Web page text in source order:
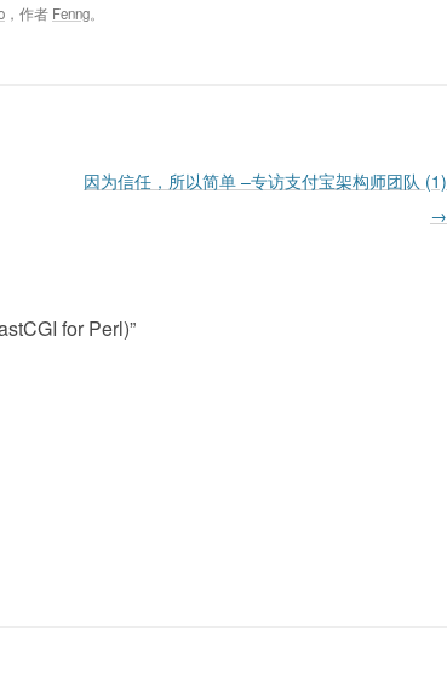
，作者 Fenng。
因为信任，所以简单 –专访支付宝架构师团队 (1)
→
for Perl)”